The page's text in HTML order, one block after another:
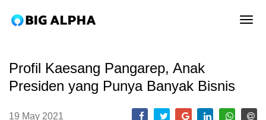
Profil Kaesang Pangarep, Anak
Presiden yang Punya Banyak Bisnis
19 May 2021